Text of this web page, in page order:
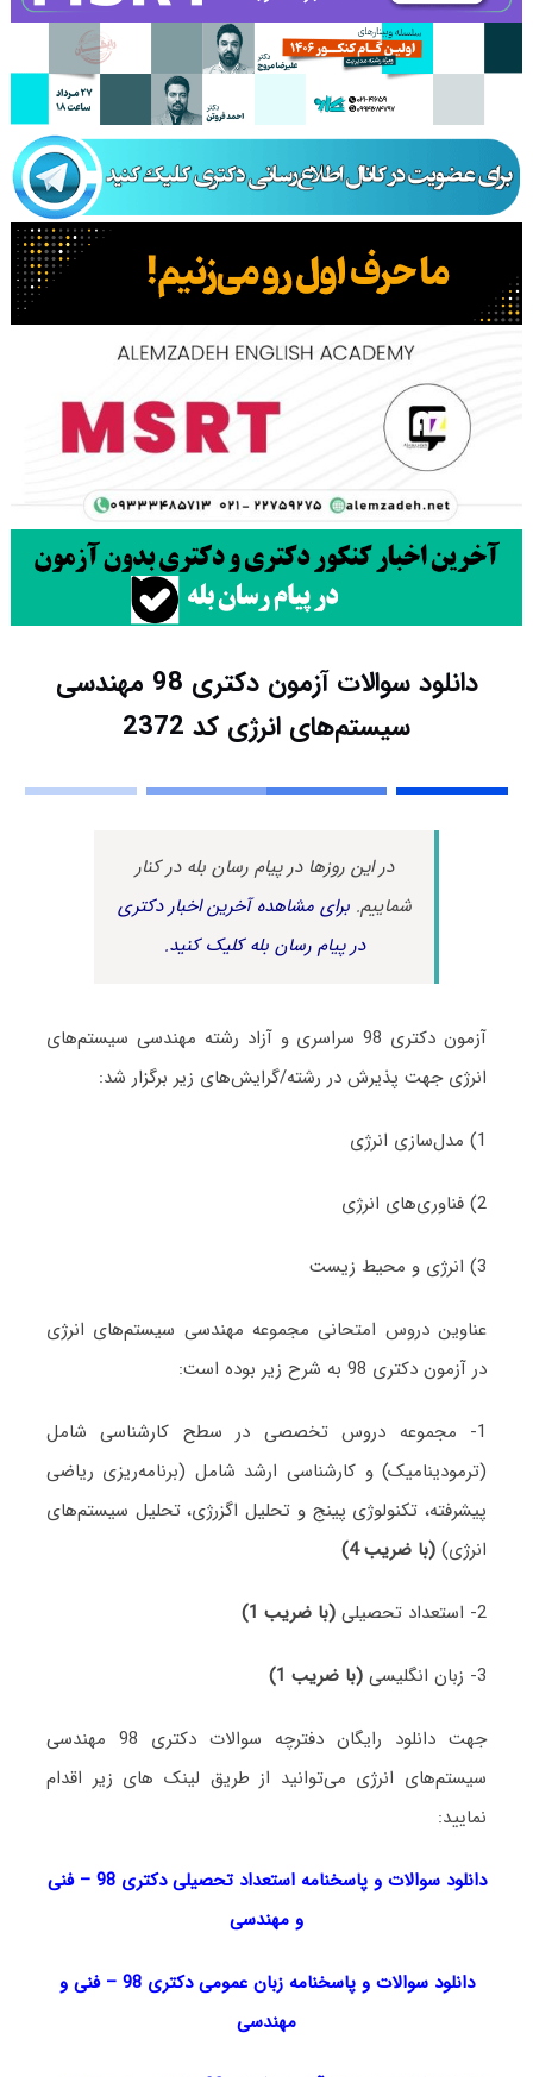
دانلود سوالات آزمون دکتری 98 مهندسی
سیستم‌های انرژی کد 2372
در این روزها در پیام رسان بله در کنار
شماییم.برای مشاهده آخرین اخبار دکتری
در پیام رسان بله کلیک کنید.
آزمون دکتری 98 سراسری و آزاد رشته مهندسی سیستم‌های
انرژی جهت پذیرش در رشته/گرایش‌های زیر برگزار شد:
1) مدل‌سازی انرژی
2) فناوری‌های انرژی
3) انرژی و محیط زیست
عناوین دروس امتحانی مجموعه مهندسی سیستم‌های انرژی
در آزمون دکتری 98 به شرح زیر بوده است:
1- مجموعه دروس تخصصی در سطح کارشناسی شامل
(ترمودینامیک) و کارشناسی ارشد شامل (برنامه‌ریزی ریاضی
پیشرفته، تکنولوژی پینج و تحلیل اگزرژی، تحلیل سیستم‌های
انرژی) (با ضریب 4)
2- استعداد تحصیلی (با ضریب 1)
3- زبان انگلیسی (با ضریب 1)
جهت دانلود رایگان دفترچه سوالات دکتری 98 مهندسی
سیستم‌های انرژی می‌توانید از طریق لینک های زیر اقدام
نمایید:
دانلود سوالات و پاسخنامه استعداد تحصیلی دکتری 98 – فنی
و مهندسی
دانلود سوالات و پاسخنامه زبان عمومی دکتری 98 – فنی و
مهندسی